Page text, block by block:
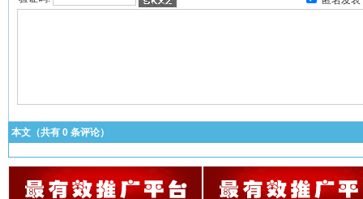
本文（共有 0 条评论）